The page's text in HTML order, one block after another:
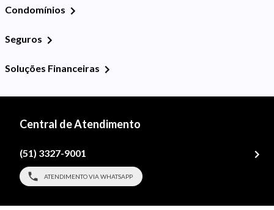
Condomínios
Seguros
Soluções Financeiras
Central de Atendimento
(51) 3327-9001
ATENDIMENTO VIA WHATSAPP